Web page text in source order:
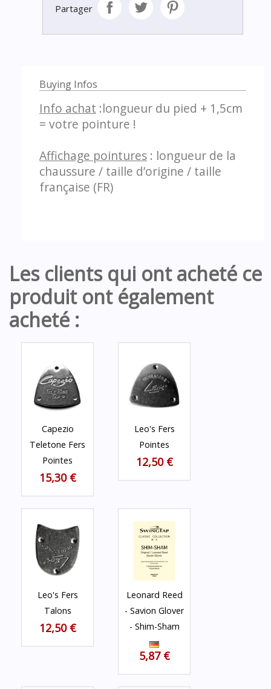
Partager
Buying Infos
Info achat :longueur du pied + 1,5cm
= votre pointure !
Affichage pointures : longueur de la
chaussure / taille d’origine / taille
française (FR)
Les clients qui ont acheté ce
produit ont également
acheté :
Capezio
Teletone Fers
Pointes
15,30 €
Leo's Fers
Pointes
12,50 €
Leo's Fers
Talons
12,50 €
Leonard Reed
- Savion Glover
- Shim-Sham
5,87 €